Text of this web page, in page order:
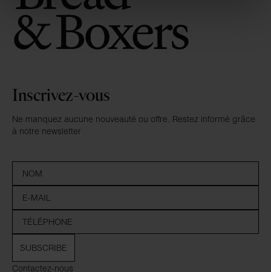
Contactez-nous
Inscrivez-vous
Ne manquez aucune nouveauté ou offre. Restez informé grâce
à notre newsletter
SUBSCRIBE